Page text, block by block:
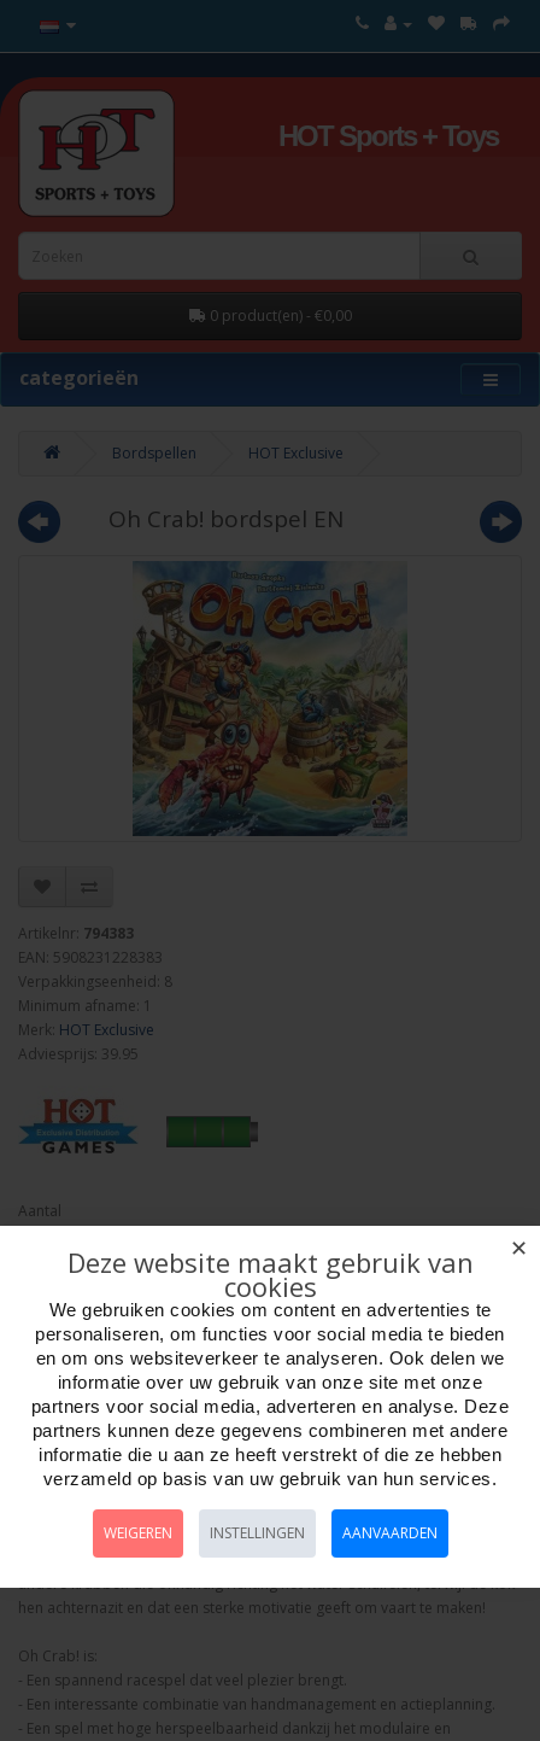
HOT Sports + Toys
0 product(en) - €0,00
categorieën
Bordspellen HOT Exclusive
Oh Crab! bordspel EN
Artikelnr: 794383
EAN: 5908231228383
Verpakkingseenheid: 8
Minimum afname: 1
Merk: HOT Exclusive
Adviesprijs: 39.95
Aantal
Bestellen
Omschrijving Foto hoge resolutie Media Details
Oh Crab! bordspel
In “Oh Crab!” speel je als krabben die net op tijd zijn ontsnapt van onder
het mes van de kok en uit de frituur, en nu via een strand vol obstakels
proberen te vluchten naar de veilige zee. Onderweg komen ze afval tegen
dat strandbezoekers hebben achtergelaten, hongerige meeuwen en
andere krabben die onhandig richting het water schuifelen, terwijl de kok
hen achternazit en dat een sterke motivatie geeft om vaart te maken!
Oh Crab! is:
- Een spannend racespel dat veel plezier brengt.
- Een interessante combinatie van handmanagement en actieplanning.
- Een spel met hoge herspeelbaarheid dankzij het modulaire en
✕
Deze website maakt gebruik van
cookies
We gebruiken cookies om content en advertenties te
personaliseren, om functies voor social media te bieden
en om ons websiteverkeer te analyseren. Ook delen we
informatie over uw gebruik van onze site met onze
partners voor social media, adverteren en analyse. Deze
partners kunnen deze gegevens combineren met andere
informatie die u aan ze heeft verstrekt of die ze hebben
verzameld op basis van uw gebruik van hun services.
WEIGEREN INSTELLINGEN AANVAARDEN